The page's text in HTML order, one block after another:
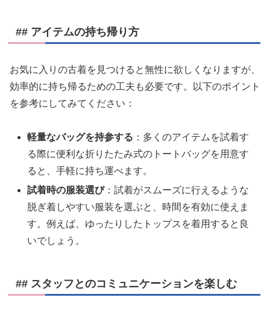
## アイテムの持ち帰り方
お気に入りの古着を見つけると無性に欲しくなりますが、
効率的に持ち帰るための工夫も必要です。以下のポイント
を参考にしてみてください：
軽量なバッグを持参する ：多くのアイテムを試着す
る際に便利な折りたたみ式のトートバッグを用意す
ると、手軽に持ち運べます。
試着時の服装選び：試着がスムーズに行えるような
脱ぎ着しやすい服装を選ぶと、時間を有効に使えま
す。例えば、ゆったりしたトップスを着用すると良
いでしょう。
## スタッフとのコミュニケーションを楽しむ